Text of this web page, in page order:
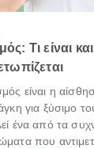
Τι είναι
είναι η
για ξύσιμο
ένα από τα
που